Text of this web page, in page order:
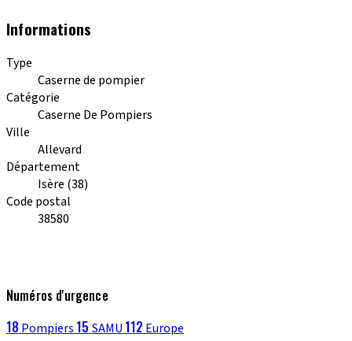
Informations
Type
Caserne de pompier
Catégorie
Caserne De Pompiers
Ville
Allevard
Département
Isère (38)
Code postal
38580
Numéros d'urgence
18 Pompiers 15 SAMU 112 Europe